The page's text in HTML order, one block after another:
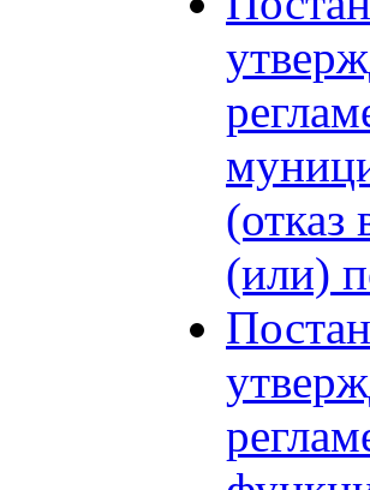
(отказ
(или)